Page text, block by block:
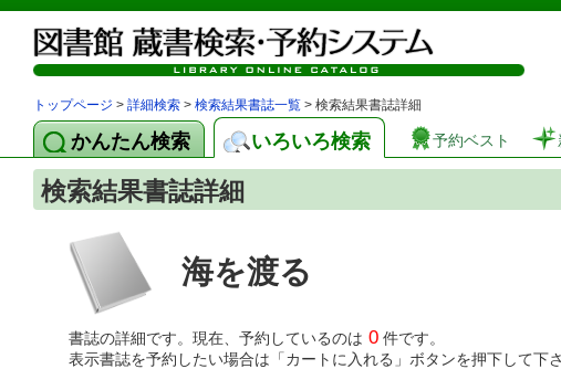
図
トップページ > 詳細検索 > 検索結果書誌一覧 > 検索結果書誌詳細
かんたん検索 いろいろ検索 予約ベスト
検索結果書誌詳細
海を渡る
書誌の詳細です。現在、予約しているのは 0 件です。
表示書誌を予約したい場合は「カートに入れる」ボタンを押下して下さ